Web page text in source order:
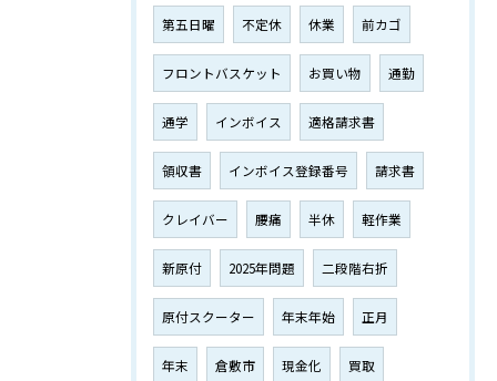
第五日曜 不定休 休業 前カゴ
フロントバスケット お買い物 通勤
通学 インボイス 適格請求書
領収書 インボイス登録番号 請求書
クレイバー 腰痛 半休 軽作業
新原付 2025年問題 二段階右折
原付スクーター 年末年始 正月
年末 倉敷市 現金化 買取